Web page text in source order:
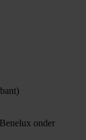
onder